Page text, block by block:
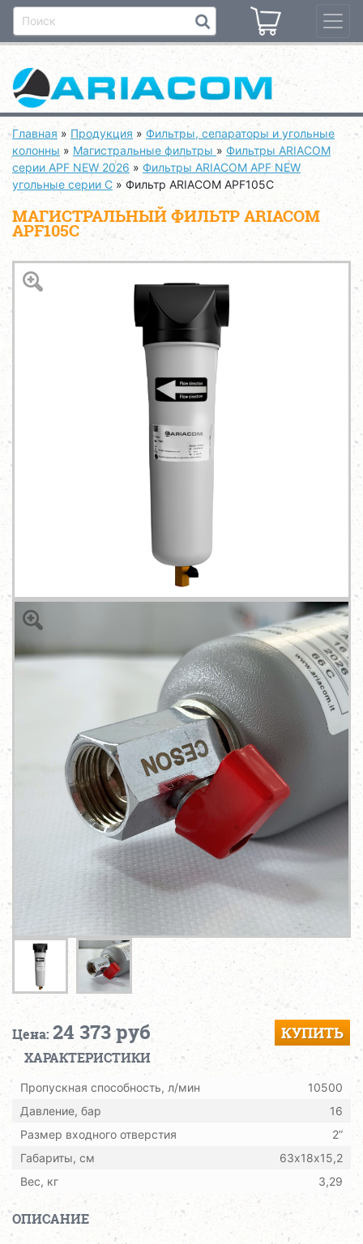
Главная » Продукция » Фильтры, сепараторы и угольные
колонны » Магистральные фильтры » Фильтры ARIACOM
серии APF NEW 2026 » Фильтры ARIACOM APF NEW
угольные серии С »Фильтр ARIACOM APF105С
МАГИСТРАЛЬНЫЙ ФИЛЬТР ARIACOM
APF105С
Цена: 24 373 руб КУПИТЬ
ХАРАКТЕРИСТИКИ
Пропускная способность, л/мин
10500
Давление, бар
16
Размер входного отверстия
2”
Габариты, см
63х18х15,2
Вес, кг
3,29
ОПИСАНИЕ